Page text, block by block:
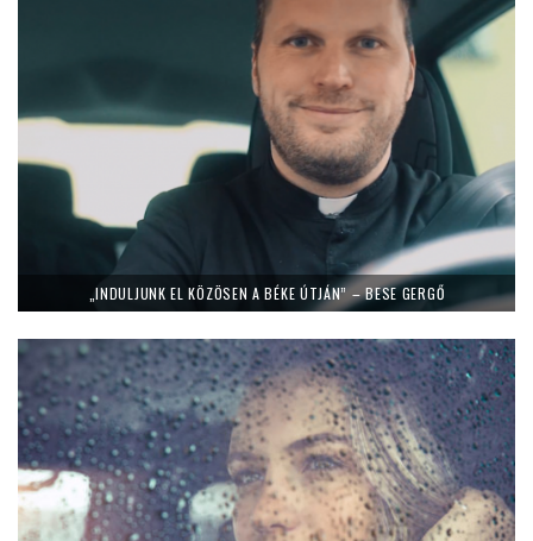
„INDULJUNK EL KÖZÖSEN A BÉKE ÚTJÁN” – BESE GERGŐ